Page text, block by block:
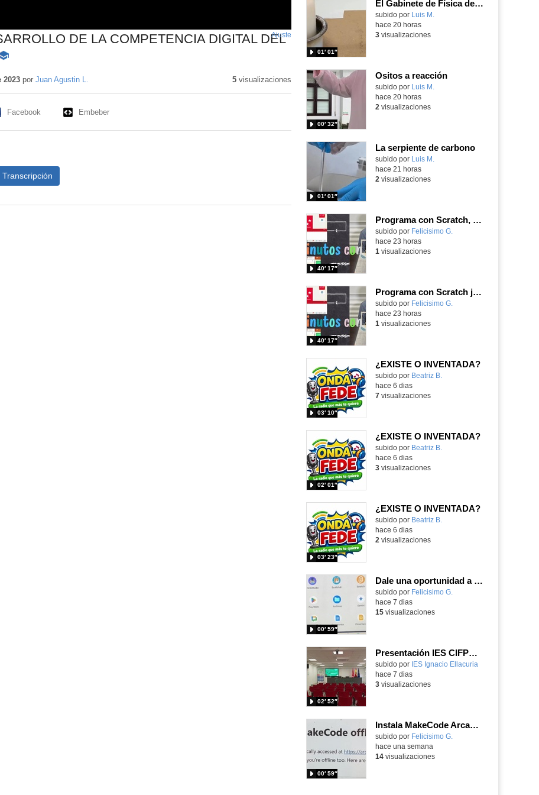
DE LA COMPETENCIA DIGITAL DEL
Ajuste
pantalla
2023por Juan Agustin L. 5visualizaciones
Facebook Embeber
Transcripción
El Gabinete de Física del IES Enrique Tierno Galván de Parla (Curso 25-26)
Contenido educativo.
subido por Luis M.
01′ 01″
hace 20 horas
3visualizaciones
Ositos a reacción
Contenido educativo.
subido por Luis M.
00′ 32″
hace 20 horas
2 visualizaciones
La serpiente de carbono
Contenido educativo.
subido por Luis M.
01′ 01″
hace 21 horas
2 visualizaciones
Programa con Scratch, 8 diferentes juegos para vivir la emoción de los partidos de España en el mundial 2026
Contenido educativo.
subido por Felicisimo G.
40′ 17″
hace 23 horas
1 visualizaciones
Programa con Scratch juegos con los partidos del mundial 2026 ganados por España
Contenido educativo.
subido por Felicisimo G.
40′ 17″
hace 23 horas
1 visualizaciones
¿EXISTE O INVENTADA?
Contenido educativo.
subido por Beatriz B.
03′ 10″
hace 6 dias
7visualizaciones
¿EXISTE O INVENTADA?
Contenido educativo.
subido por Beatriz B.
02′ 01″
hace 6 dias
3visualizaciones
¿EXISTE O INVENTADA?
Contenido educativo.
subido por Beatriz B.
03′ 23″
hace 6 dias
2 visualizaciones
Dale una oportunidad a los Chromebooks y utiliza un proyector para realizar talleres si no tienes pantallas táctiles
Contenido educativo.
subido por Felicisimo G.
00′ 59″
hace 7 dias
15visualizaciones
Presentación IES CIFPD Ignacio Ellacuría
Contenido educativo.
subido por IES Ignacio Ellacuria
02′ 52″
hace 7 dias
3visualizaciones
Instala MakeCode Arcade para trabajar offline en tu tablet, ordenador, Chromebook
Contenido educativo.
subido por Felicisimo G.
00′ 59″
hace una semana
14visualizaciones